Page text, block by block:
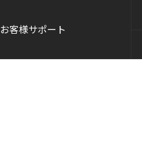
お客様サポート